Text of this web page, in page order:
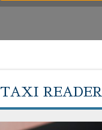
TAXI READER